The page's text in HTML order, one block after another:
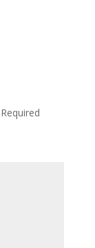
Required